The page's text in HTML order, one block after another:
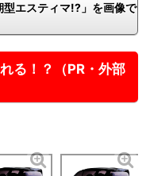
エスティマ!?」を画像で
る！？（PR・外部